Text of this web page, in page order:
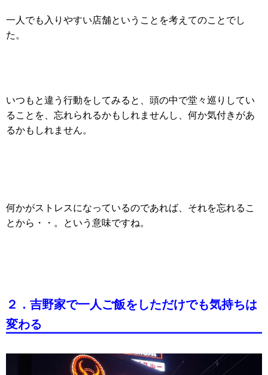
一人でも入りやすい店舗ということを考えてのことでし
た。
いつもと違う行動をしてみると、頭の中で堂々巡りしてい
ることを、忘れられるかもしれませんし、何か気付きがあ
るかもしれません。
何かがストレスになっているのであれば、それを忘れるこ
とから・・。という意味ですね。
２．吉野家で一人ご飯をしただけでも気持ちは
変わる